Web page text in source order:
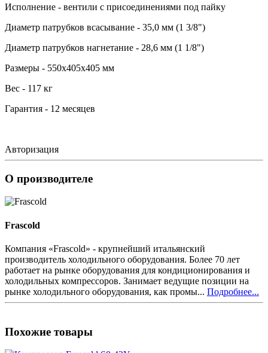
Исполнение - вентили с присоединениями под пайку
Диаметр патрубков всасывание - 35,0 мм (1 3/8")
Диаметр патрубков нагнетание - 28,6 мм (1 1/8")
Размеры - 550х405х405 мм
Вес - 117 кг
Гарантия - 12 месяцев
Авторизация
О производителе
Frascold
Компания «Frascold» - крупнейший итальянский
производитель холодильного оборудования. Более 70 лет
работает на рынке оборудования для кондиционирования и
холодильных компрессоров. Занимает ведущие позиции на
рынке холодильного оборудования, как промы... Подробнее...
Похожие товары